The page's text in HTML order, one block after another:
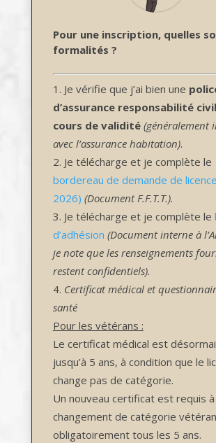
Pour une inscription, quelles
formalités ?
Je vérifie que j’ai bien une
d’assurance responsabilité
cours de validité (généralement
avec l’assurance habitation).
Je télécharge et je complète le
bordereau de demande de
2026) (Document F.F.T.T.).
Je télécharge et je complète le
d’adhésion (Document interne à
je note que les renseignements
restent confidentiels).
Certificat médical et
santé
Pour les vétérans :
Le certificat médical est
jusqu’à 5 ans, à condition que le
change pas de catégorie.
Un nouveau certificat est requis à
changement de catégorie
obligatoirement tous les 5 ans.